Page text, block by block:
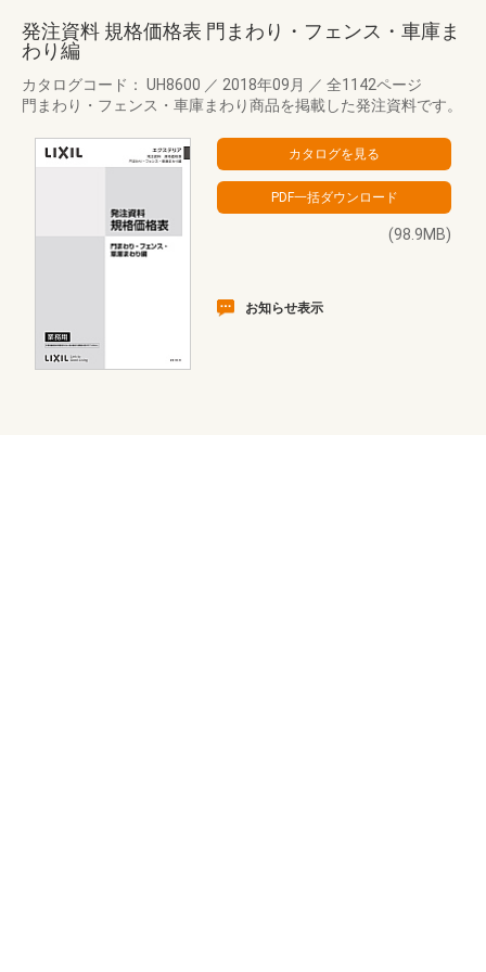
発注資料 規格価格表 門まわり・フェンス・車庫ま
わり編
カタログコード： UH8600 ／ 2018年09月 ／ 全1142ページ
門まわり・フェンス・車庫まわり商品を掲載した発注資料です。
(98.9MB)
お知らせ表示